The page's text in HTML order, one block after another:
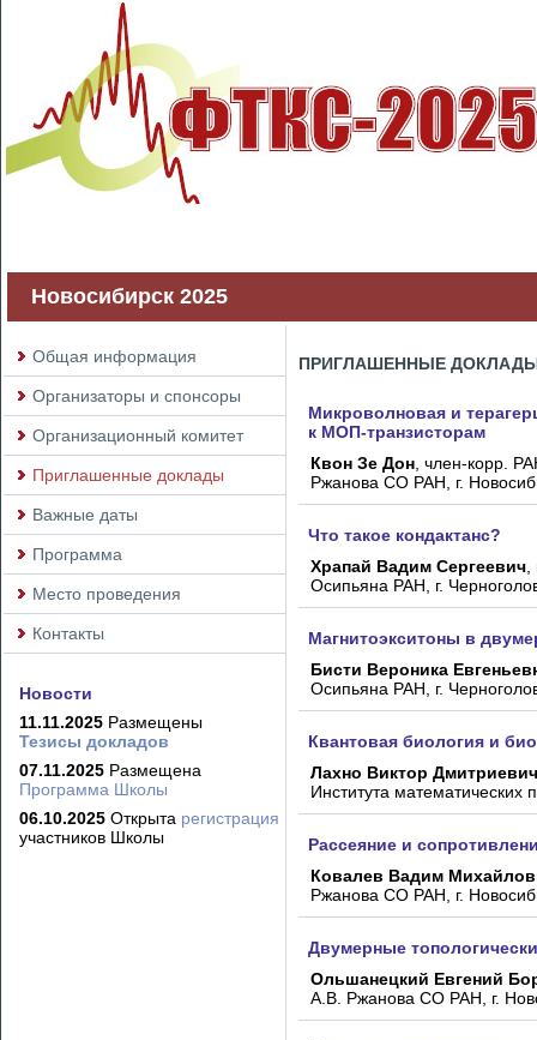
Новосибирск 2025
Общая информация
Организаторы и спонсоры
Организационный комитет
Приглашенные доклады
Важные даты
Программа
Место проведения
Контакты
Новости
11.11.2025 Размещены
Тезисы докладов
07.11.2025 Размещена
Программа Школы
06.10.2025 Открыта регистрация
участников Школы
ПРИГЛАШЕННЫЕ
Микроволновая и
к МОП-транзисторам
Квон Зе Дон , член-корр.
Ржанова СО РАН, г.
Что такое кондактанс?
Храпай Вадим Сергеевич
Осипьяна РАН, г.
Магнитоэкситоны в
Бисти Вероника
Осипьяна РАН, г.
Квантовая биология и
Лахно Виктор Дмитриевич
Института
Рассеяние и
Ковалев Вадим
Ржанова СО РАН, г.
Двумерные
Ольшанецкий Евгений
А.В. Ржанова СО РАН, г.